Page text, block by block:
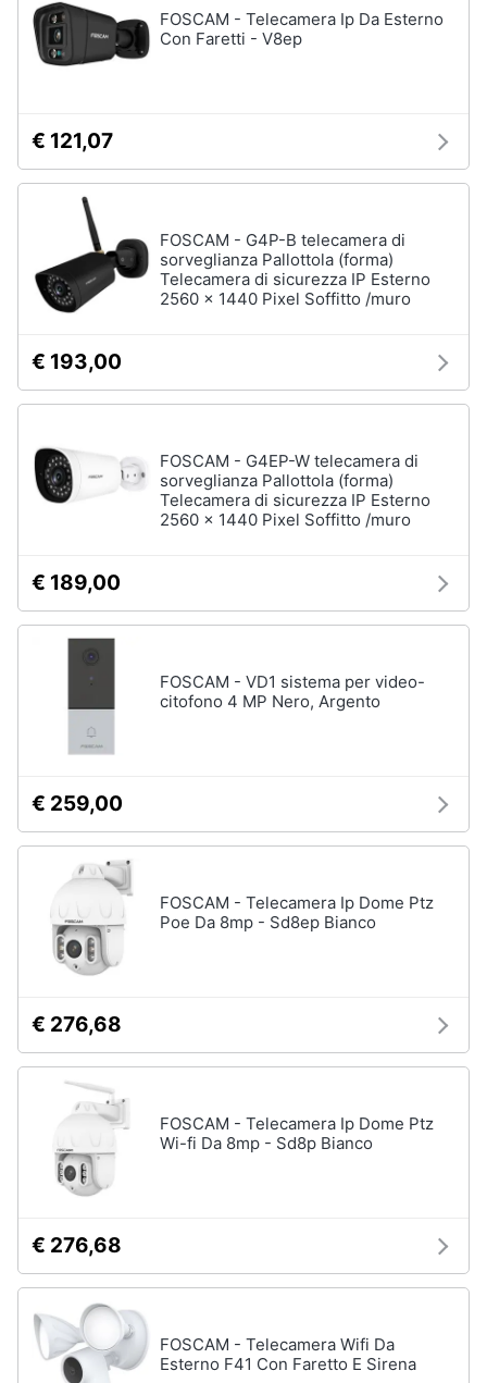
FOSCAM - Telecamera Ip Da Esterno
Con Faretti - V8ep
€ 121,07
FOSCAM - G4P-B telecamera di
sorveglianza Pallottola (forma)
Telecamera di sicurezza IP Esterno
2560 x 1440 Pixel Soffitto /muro
€ 193,00
FOSCAM - G4EP-W telecamera di
sorveglianza Pallottola (forma)
Telecamera di sicurezza IP Esterno
2560 x 1440 Pixel Soffitto /muro
€ 189,00
FOSCAM - VD1 sistema per video-
citofono 4 MP Nero, Argento
€ 259,00
FOSCAM - Telecamera Ip Dome Ptz
Poe Da 8mp - Sd8ep Bianco
€ 276,68
FOSCAM - Telecamera Ip Dome Ptz
Wi-fi Da 8mp - Sd8p Bianco
€ 276,68
FOSCAM - Telecamera Wifi Da
Esterno F41 Con Faretto E Sirena